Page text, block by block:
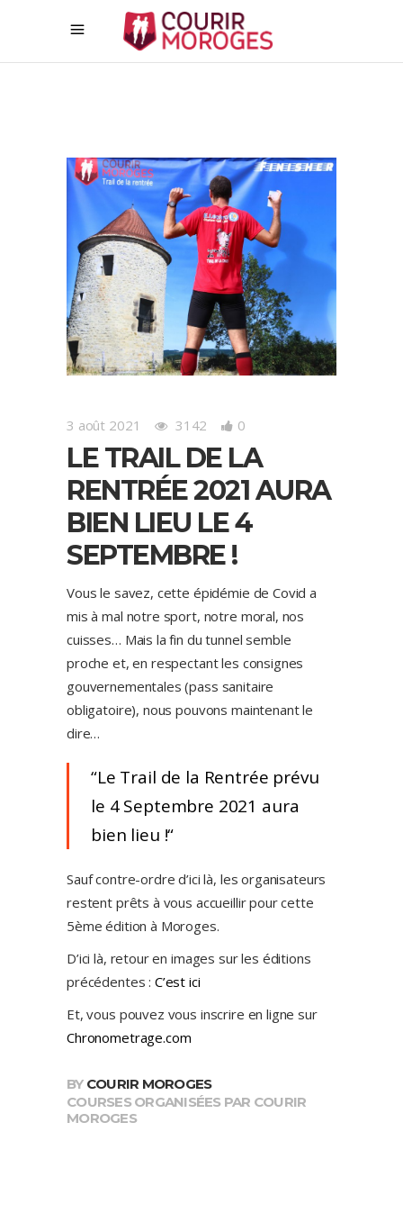
3 août 2021 3142 0
LE TRAIL DE LA
RENTRÉE 2021 AURA
BIEN LIEU LE 4
SEPTEMBRE !
Vous le savez, cette épidémie de Covid a
mis à mal notre sport, notre moral, nos
cuisses… Mais la fin du tunnel semble
proche et, en respectant les consignes
gouvernementales (pass sanitaire
obligatoire), nous pouvons maintenant le
dire…
Le Trail de la Rentrée prévu
le 4 Septembre 2021 aura
bien lieu !
Sauf contre-ordre d’ici là, les organisateurs
restent prêts à vous accueillir pour cette
5ème édition à Moroges.
D’ici là, retour en images sur les éditions
précédentes : C’est ici
Et, vous pouvez vous inscrire en ligne sur
Chronometrage.com
BY COURIR MOROGES
COURSES ORGANISÉES PAR COURIR
MOROGES